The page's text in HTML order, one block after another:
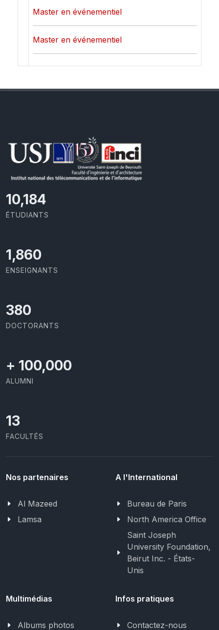
Master en événementiel
Master en événementiel
11,110
ÉTUDIANTS
2,029
ENSEIGNANTS
414
DOCTORANTS
+ 100,000
ALUMNI
13
FACULTÉS
Nos partenaires
Al Mazeed
Lamsa
A l'International
Bureau de Paris
North America Office
Saint Joseph
University Foundation,
Beirut Inc. - États-
Unis
Multimédias
Albums photos
Infos pratiques
Contactez-nous